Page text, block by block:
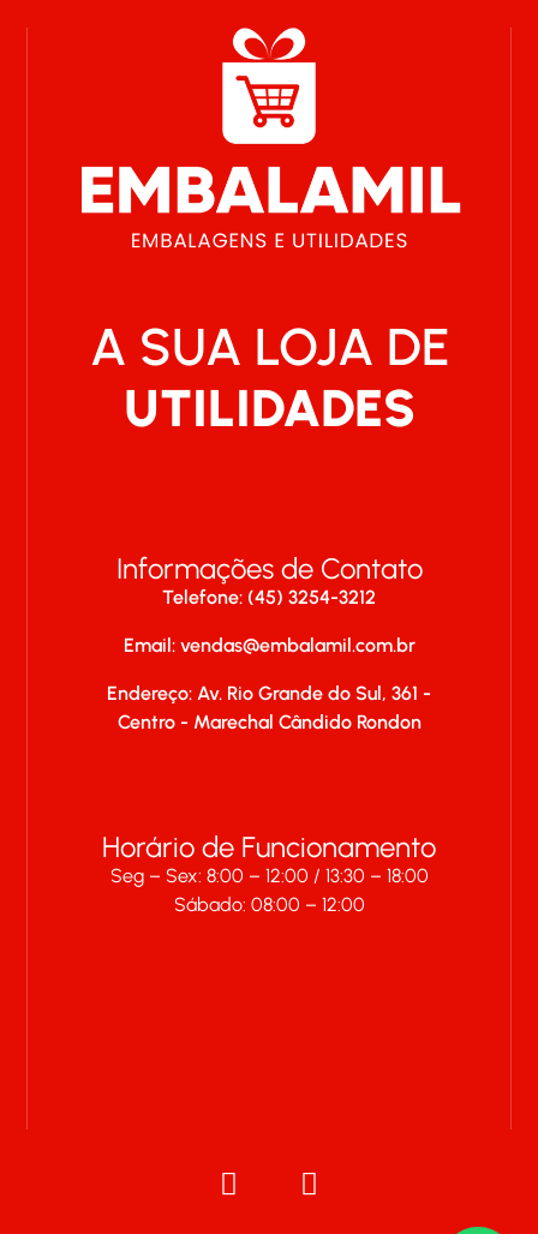
A SUA LOJA DE
UTILIDADES
Informações de Contato
Telefone: (45) 3254-3212
Email: vendas@embalamil.com.br
Endereço: Av. Rio Grande do Sul, 361 -
Centro - Marechal Cândido Rondon
Horário de Funcionamento
Seg – Sex: 8:00 – 12:00 / 13:30 – 18:00
Sábado: 08:00 – 12:00